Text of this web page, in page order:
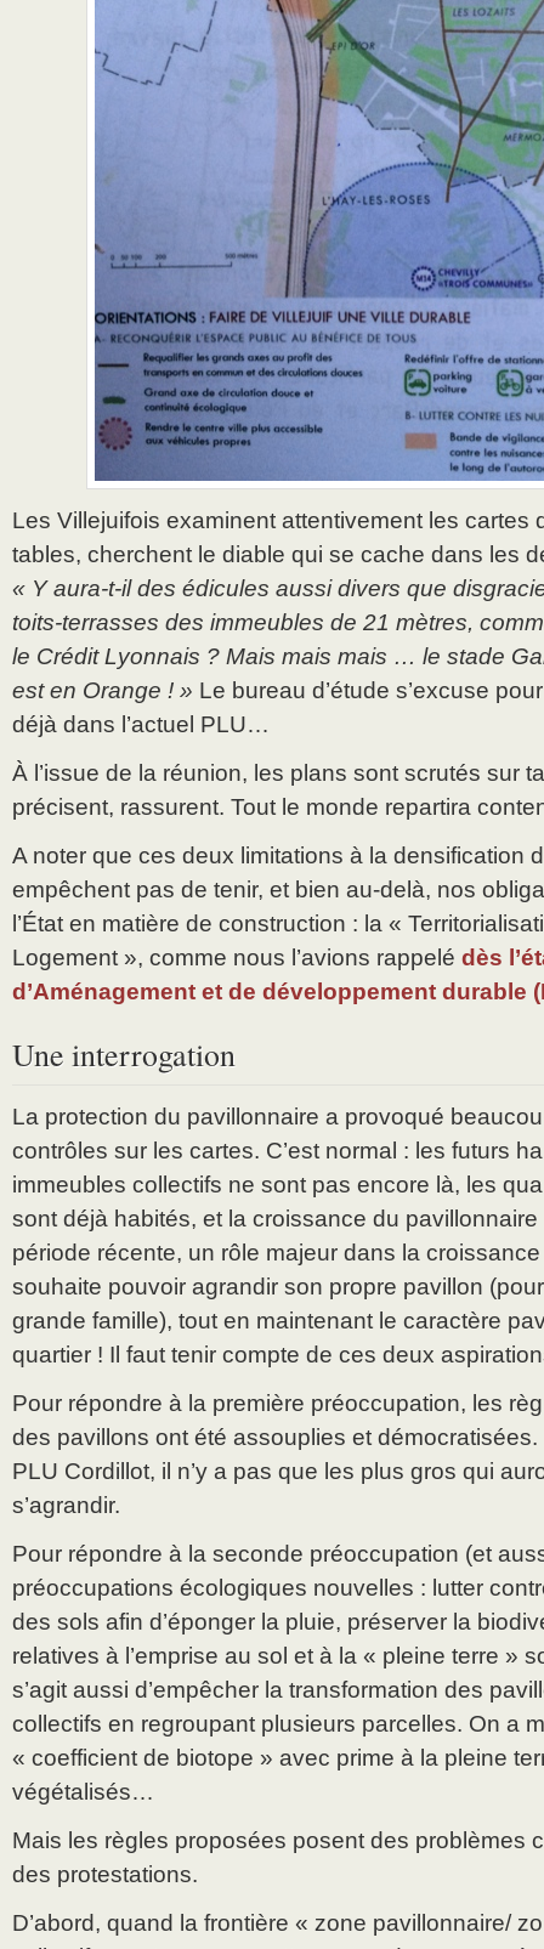
Les Villejuifois examinent attentivement les cartes
tables, cherchent le diable qui se cache dans les
« Y aura-t-il des édicules aussi divers que
toits-terrasses des immeubles de 21 mètres,
le Crédit Lyonnais ? Mais mais mais … le stade
est en Orange ! » Le bureau d’étude s’excuse
déjà dans l’actuel PLU…
À l’issue de la réunion, les plans sont scrutés sur
précisent, rassurent. Tout le monde repartira
A noter que ces deux limitations à la densification
empêchent pas de tenir, et bien au-delà, nos
l’État en matière de construction : la «
Logement », comme nous l’avions rappelé dès
d’Aménagement et de développement durable
Une interrogation
La protection du pavillonnaire a provoqué
contrôles sur les cartes. C’est normal : les futurs
immeubles collectifs ne sont pas encore là, les
sont déjà habités, et la croissance du
période récente, un rôle majeur dans la
souhaite pouvoir agrandir son propre pavillon
grande famille), tout en maintenant le caractère
quartier ! Il faut tenir compte de ces deux
Pour répondre à la première préoccupation, les
des pavillons ont été assouplies et
PLU Cordillot, il n’y a pas que les plus gros qui
s’agrandir.
Pour répondre à la seconde préoccupation (et
préoccupations écologiques nouvelles : lutter
des sols afin d’éponger la pluie, préserver la
relatives à l’emprise au sol et à la « pleine terre »
s’agit aussi d’empêcher la transformation des
collectifs en regroupant plusieurs parcelles. On a
« coefficient de biotope » avec prime à la pleine
végétalisés…
Mais les règles proposées posent des problèmes
des protestations.
D’abord, quand la frontière « zone pavillonnaire/